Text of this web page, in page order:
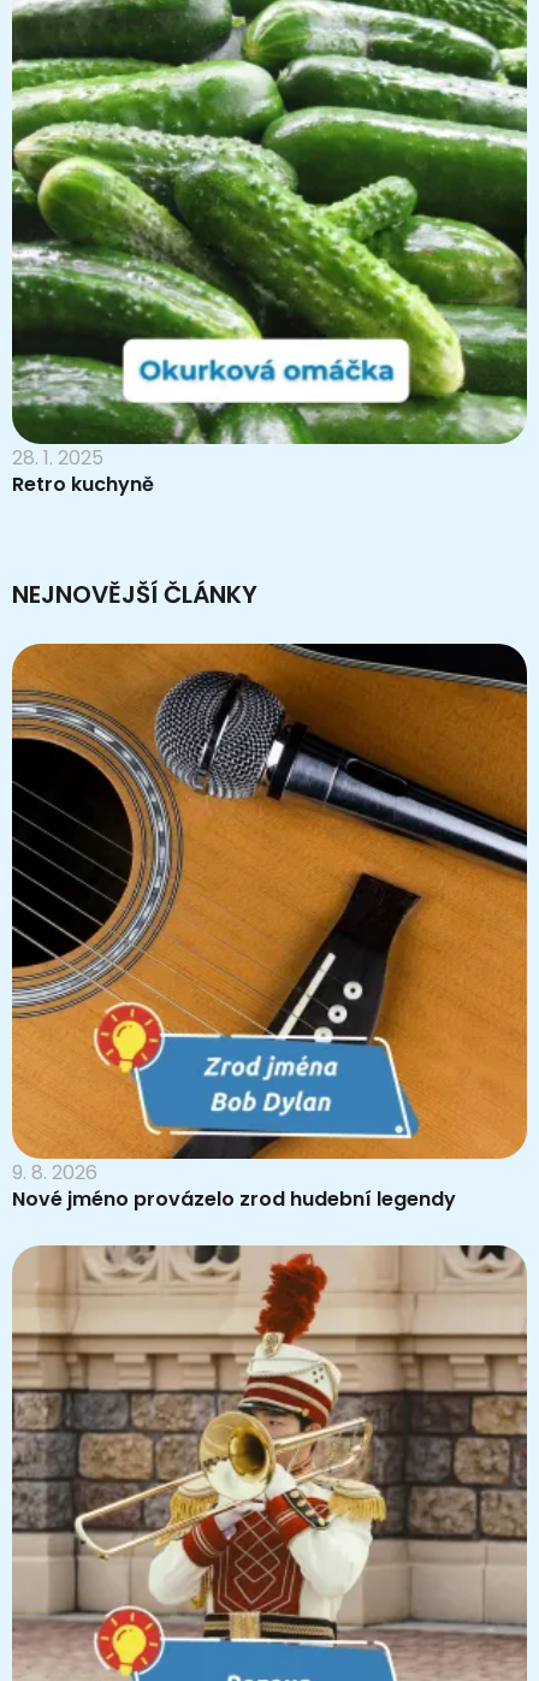
28. 1. 2025
Retro kuchyně
NEJNOVĚJŠÍ ČLÁNKY
9. 8. 2026
Nové jméno provázelo zrod hudební legendy